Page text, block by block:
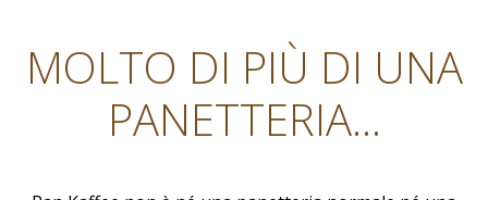
MOLTO DI PIÙ DI UNA
PANETTERIA...